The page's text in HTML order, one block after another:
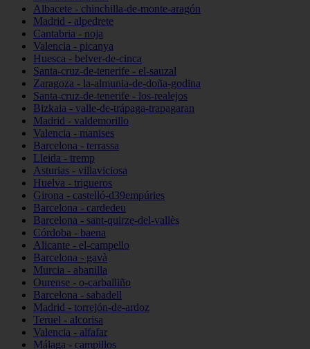
Albacete - chinchilla-de-monte-aragón
Madrid - alpedrete
Cantabria - noja
Valencia - picanya
Huesca - belver-de-cinca
Santa-cruz-de-tenerife - el-sauzal
Zaragoza - la-almunia-de-doña-godina
Santa-cruz-de-tenerife - los-realejos
Bizkaia - valle-de-trápaga-trapagaran
Madrid - valdemorillo
Valencia - manises
Barcelona - terrassa
Lleida - tremp
Asturias - villaviciosa
Huelva - trigueros
Girona - castelló-d39empúries
Barcelona - cardedeu
Barcelona - sant-quirze-del-vallès
Córdoba - baena
Alicante - el-campello
Barcelona - gavà
Murcia - abanilla
Ourense - o-carballiño
Barcelona - sabadell
Madrid - torrejón-de-ardoz
Teruel - alcorisa
Valencia - alfafar
Málaga - campillos